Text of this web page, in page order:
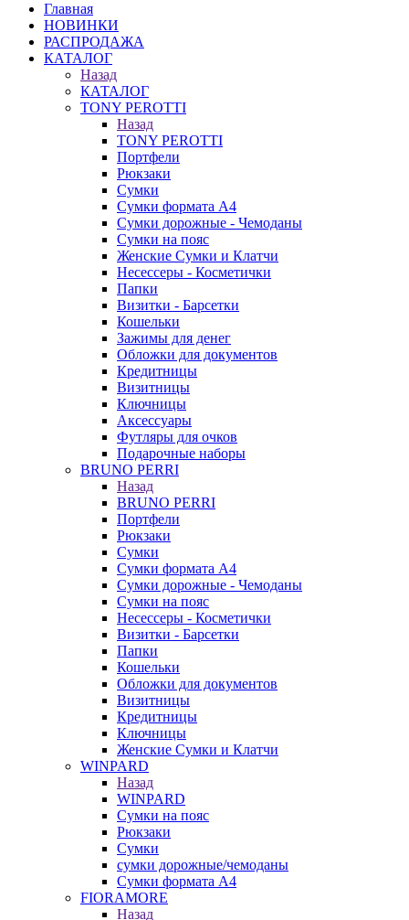
Главная
НОВИНКИ
РАСПРОДАЖА
КАТАЛОГ
Назад
КАТАЛОГ
TONY PEROTTI
Назад
TONY PEROTTI
Портфели
Рюкзаки
Сумки
Сумки формата А4
Сумки дорожные - Чемоданы
Сумки на пояс
Женские Сумки и Клатчи
Несессеры - Косметички
Папки
Визитки - Барсетки
Кошельки
Зажимы для денег
Обложки для документов
Кредитницы
Визитницы
Ключницы
Аксессуары
Футляры для очков
Подарочные наборы
BRUNO PERRI
Назад
BRUNO PERRI
Портфели
Рюкзаки
Сумки
Сумки формата А4
Сумки дорожные - Чемоданы
Сумки на пояс
Несессеры - Косметички
Визитки - Барсетки
Папки
Кошельки
Обложки для документов
Визитницы
Кредитницы
Ключницы
Женские Сумки и Клатчи
WINPARD
Назад
WINPARD
Сумки на пояс
Рюкзаки
Сумки
сумки дорожные/чемоданы
Сумки формата А4
FIORAMORE
Назад